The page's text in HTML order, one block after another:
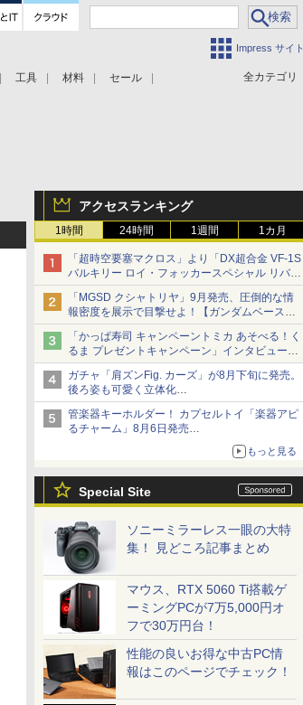
Impress サイト
全カテゴリ
工具 材料 セール
アクセスランキング
1時間 24時間 1週間 1カ月
「超時空要塞マクロス」より「DX超合金 VF-1S
バルキリー ロイ・フォッカースペシャル リバイ
バルVer.」本日発売！
「MGSD クシャトリヤ」9月発売、圧倒的な情
報密度を展示で目撃せよ！【ガンダムベース撮
り下ろし】
「かっぱ寿司 キャンペーントミカ あそべる！く
るま プレゼントキャンペーン」インタビュー
子どもが楽しめるかっぱ寿司ならではの体験と
コラボの楽しさを追求
ガチャ「肩ズンFig. カーズ」が8月下旬に発売。
後ろ姿も可愛く立体化
ライトニング・マックィーンやメーターなど4
種がラインナップ
管楽器キーホルダー！ カプセルトイ「楽器アピ
るチャーム」8月6日発売
もっと見る
Special Site
ソニーミラーレス一眼の大特
集！ 見どころ記事まとめ
マウス、RTX 5060 Ti搭載ゲ
ーミングPCが7万5,000円オ
フで30万円台！
性能の良いお得な中古PC情
報はこのページでチェック！